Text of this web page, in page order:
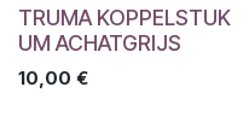
TRUMA KOPPELSTUK
UM ACHATGRIJS
10,00 €